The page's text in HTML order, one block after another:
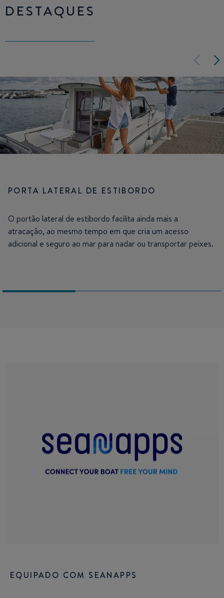
DESTAQUES
PORTA LATERAL DE ESTIBORDO
O portão lateral de estibordo facilita ainda mais a
atracação, ao mesmo tempo em que cria um acesso
adicional e seguro ao mar para nadar ou transportar peixes.
EQUIPADO COM SEANAPPS